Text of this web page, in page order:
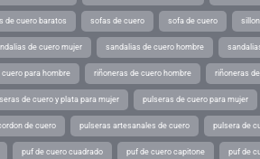
de cuero baratos sofas de cuero sofa de cuero
de cuero mujer sandalias de cuero hombre
para hombre riñoneras de cuero hombre riñoneras
de cuero y plata para mujer pulseras de cuero para mujer
de cuero pulseras artesanales de cuero pulsera de
puf de cuero cuadrado puf de cuero capitone puf de